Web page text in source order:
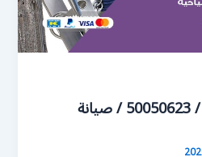
فني ستلايت النهضة / 50050623 / صيانة